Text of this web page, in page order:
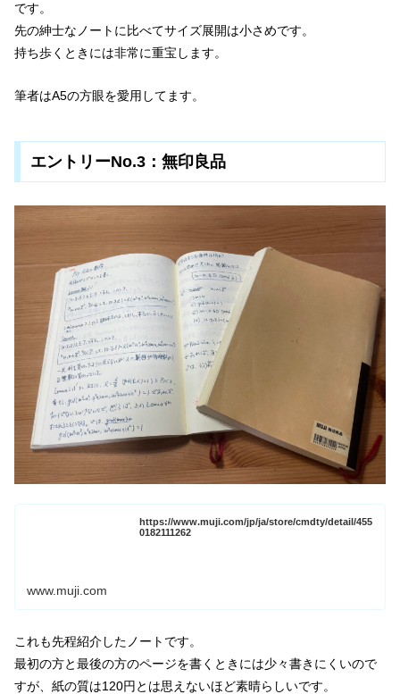
です。
先の紳士なノートに比べてサイズ展開は小さめです。
持ち歩くときには非常に重宝します。
筆者はA5の方眼を愛用してます。
エントリーNo.3：無印良品
https://www.muji.com/jp/ja/store/cmdty/detail/455
0182111262
www.muji.com
これも先程紹介したノートです。
最初の方と最後の方のページを書くときには少々書きにくいので
すが、紙の質は120円とは思えないほど素晴らしいです。